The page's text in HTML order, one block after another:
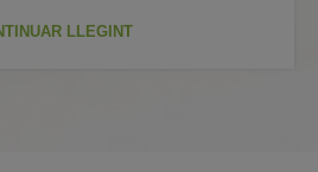
LLEGINT